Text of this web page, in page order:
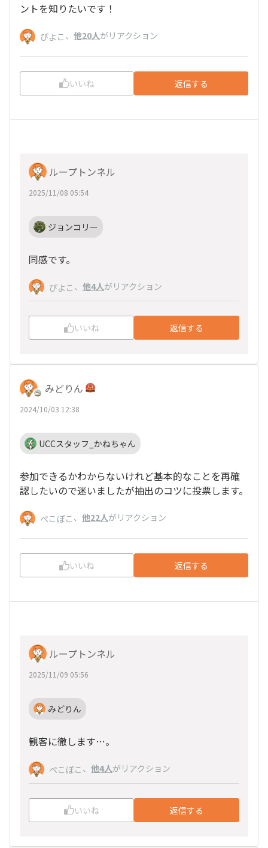
ントを知りたいです！
ぴよこ 、 他20人がリアクション
いいね 返信する
ループトンネル
2025/11/08 05:54
ジョンコリー
同感です。
ぴよこ 、 他4人がリアクション
いいね 返信する
みどりん
2024/10/03 12:38
UCCスタッフ_かねちゃん
参加できるかわからないけれど基本的なことを再確
認したいので迷いましたが抽出のコツに投票します。
ぺこぽこ 、 他22人がリアクション
いいね 返信する
ループトンネル
2025/11/09 05:56
みどりん
観客に徹します…。
ぺこぽこ 、 他4人がリアクション
いいね 返信する